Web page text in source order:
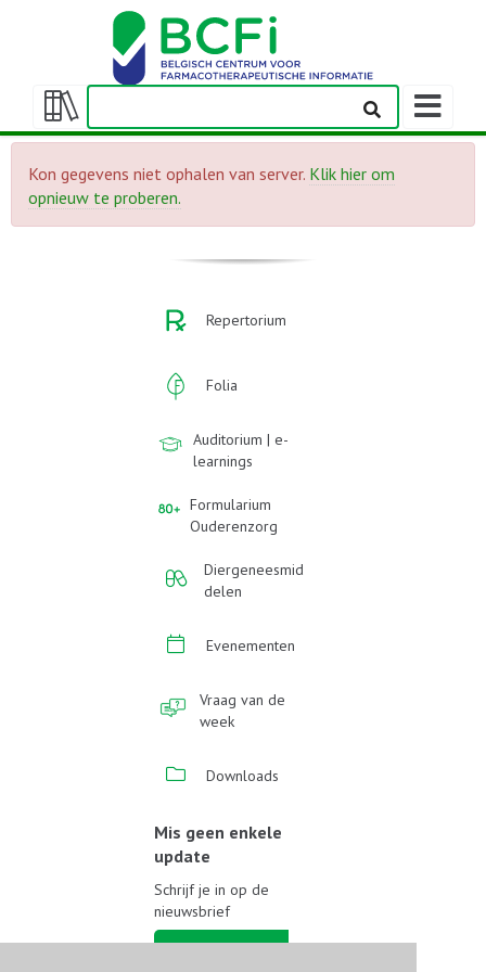
Weergeven/verbergen
Kon gegevens niet ophalen van server. Klik hier om
opnieuw te proberen.
Repertorium
Folia
Auditorium | e-
learnings
Formularium
Ouderenzorg
Diergeneesmid
delen
Evenementen
Vraag van de
week
Downloads
Mis geen enkele
update
Schrijf je in op de
nieuwsbrief